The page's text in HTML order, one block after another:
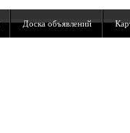
Доска объявлений